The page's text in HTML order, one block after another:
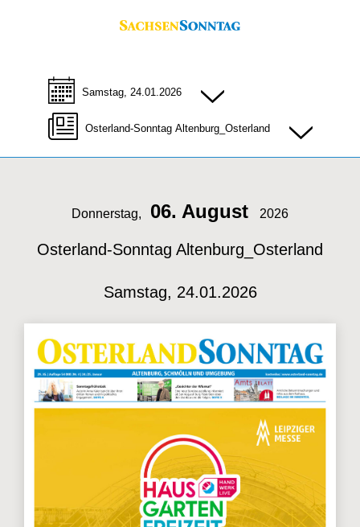
Samstag, 24.01.2026
Osterland-Sonntag Altenburg_Osterland
Donnerstag, 06. August 2026
Osterland-Sonntag Altenburg_Osterland
Samstag, 24.01.2026